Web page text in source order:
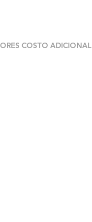
COSTO ADICIONAL